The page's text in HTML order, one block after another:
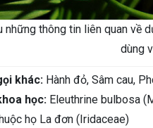
những thông tin liên quan về
dùng
khác: Hành đỏ, Sâm cau,
học: Eleuthrine bulbosa
họ La đơn (Iridaceae)